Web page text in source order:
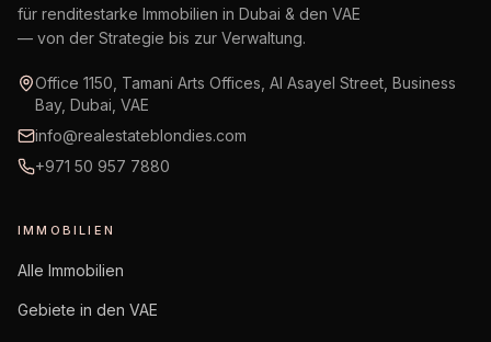
für renditestarke Immobilien in Dubai & den VAE
— von der Strategie bis zur Verwaltung.
Office 1150, Tamani Arts Offices, Al Asayel Street, Business
Bay, Dubai, VAE
info@realestateblondies.com
+971 50 957 7880
IMMOBILIEN
Alle Immobilien
Gebiete in den VAE